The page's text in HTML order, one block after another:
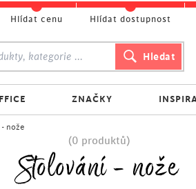
- nože
(0 produktů)
Stolování - nože
ZNAČKY
Hlídat cenu Hlídat dostupnost